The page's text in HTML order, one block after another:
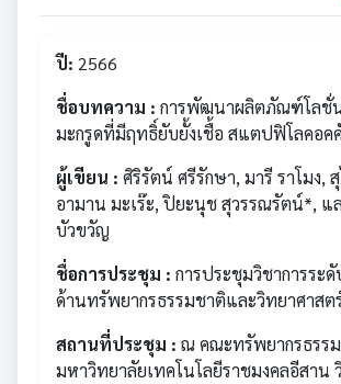
ปี: 2566
ชื่อบทความ : การพัฒนาผลิตภัณฑ์โลชั่
มะกรูดที่มีฤทธิ์ยับยั้งเชื้อ สแตปฟิโลคอค
ผู้เขียน : ศิริรัตน์ ศรีรักษา, มารี ราโมง,
อามาน มะเร๊ะ, ปิยะนุช สุวรรณรัตน์*, แ
บัวขวัญ
ชื่อการประชุม : การประชุมวิชาการระ
ด้านทรัพยากรธรรมชาติและวิทยาศาส
สถานที่ประชุม : ณ คณะทรัพยากรธรร
มหาวิทยาลัยเทคโนโลยีราชมงคลอีสาน